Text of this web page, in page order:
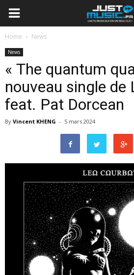
Home News
News
« The quantum
nouveau single de
feat. Pat Dorcean
By Vincent KHENG - 5 mars 2024